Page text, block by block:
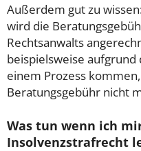
Außerdem gut zu
wird die
Rechtsanwalts
beispielsweise aufgrund
einem Prozess
Beratungsgebühr nicht
Was tun wenn ich
Insolvenzstrafrecht